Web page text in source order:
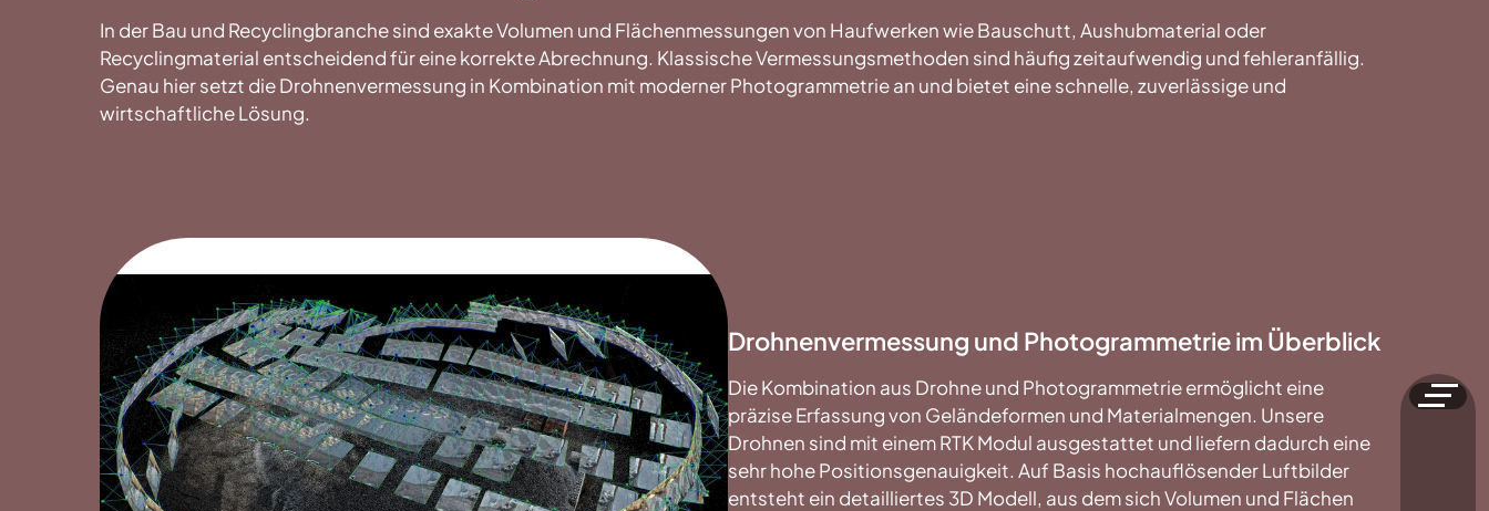
In der Bau und Recyclingbranche sind exakte Volumen und Flächenmessungen von Haufwerken wie Bauschutt, Aushubmaterial oder
Recyclingmaterial entscheidend für eine korrekte Abrechnung. Klassische Vermessungsmethoden sind häufig zeitaufwendig und fehleranfällig.
Genau hier setzt die Drohnenvermessung in Kombination mit moderner Photogrammetrie an und bietet eine schnelle, zuverlässige und
wirtschaftliche Lösung.
Drohnenvermessung und Photogrammetrie im Überblick
Die Kombination aus Drohne und Photogrammetrie ermöglicht eine
präzise Erfassung von Geländeformen und Materialmengen. Unsere
Drohnen sind mit einem RTK Modul ausgestattet und liefern dadurch eine
sehr hohe Positionsgenauigkeit. Auf Basis hochauflösender Luftbilder
entsteht ein detailliertes 3D Modell, aus dem sich Volumen und Flächen